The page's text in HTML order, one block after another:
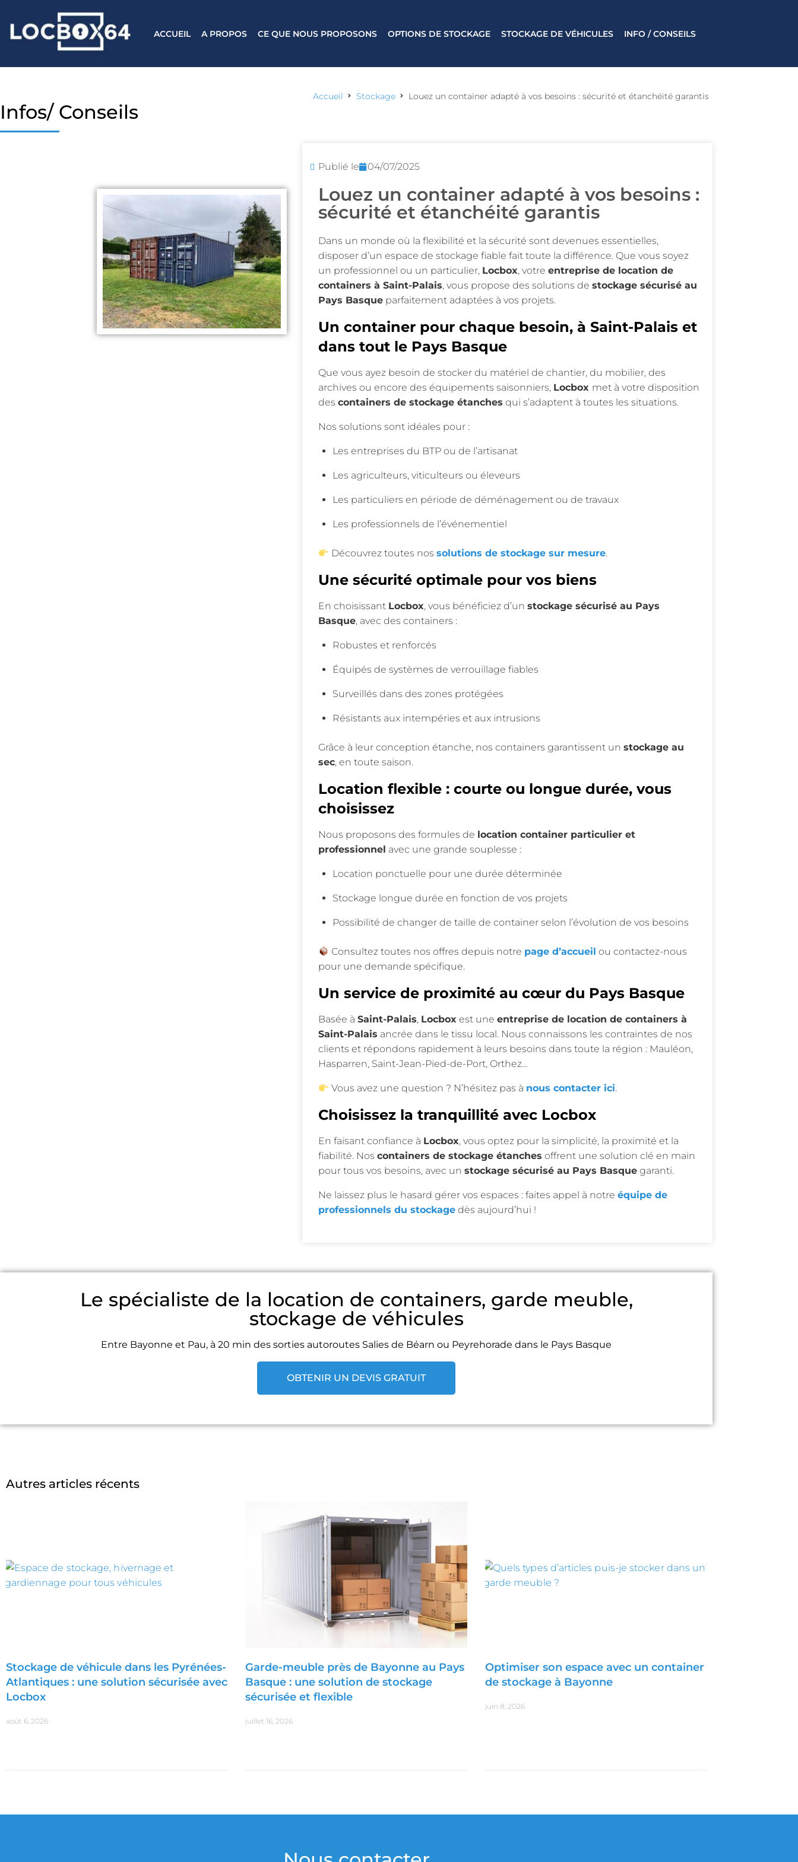
ACCUEIL A PROPOS CE QUE NOUS PROPOSONS OPTIONS DE STOCKAGE STOCKAGE DE VÉHICULES INFO / CONSEILS​
Infos/ Conseils
Accueil Stockage Louez un container adapté à vos besoins : sécurité et étanchéité garantis
Publié le 04/07/2025
Louez un container adapté à vos besoins :
sécurité et étanchéité garantis
Dans un monde où la flexibilité et la sécurité sont devenues essentielles,
disposer d’un espace de stockage fiable fait toute la différence. Que vous soyez
un professionnel ou un particulier, Locbox, votre entreprise de location de
containers à Saint-Palais, vous propose des solutions de stockage sécurisé au
Pays Basque parfaitement adaptées à vos projets.
Un container pour chaque besoin, à Saint-Palais et
dans tout le Pays Basque
Que vous ayez besoin de stocker du matériel de chantier, du mobilier, des
archives ou encore des équipements saisonniers, Locbox met à votre disposition
des containers de stockage étanches qui s’adaptent à toutes les situations.
Nos solutions sont idéales pour :
Les entreprises du BTP ou de l’artisanat
Les agriculteurs, viticulteurs ou éleveurs
Les particuliers en période de déménagement ou de travaux
Les professionnels de l’événementiel
Découvrez toutes nossolutions de stockage sur mesure.
Une sécurité optimale pour vos biens
En choisissant Locbox, vous bénéficiez d’un stockage sécurisé au Pays
Basque, avec des containers :
Robustes et renforcés
Équipés de systèmes de verrouillage fiables
Surveillés dans des zones protégées
Résistants aux intempéries et aux intrusions
Grâce à leur conception étanche, nos containers garantissent un stockage au
sec, en toute saison.
Location flexible : courte ou longue durée, vous
choisissez
Nous proposons des formules de location container particulier et
professionnel avec une grande souplesse :
Location ponctuelle pour une durée déterminée
Stockage longue durée en fonction de vos projets
Possibilité de changer de taille de container selon l’évolution de vos besoins
Consultez toutes nos offres depuis notre page d’accueil ou contactez-nous
pour une demande spécifique.
Un service de proximité au cœur du Pays Basque
Basée à Saint-Palais, Locbox est une entreprise de location de containers à
Saint-Palais ancrée dans le tissu local. Nous connaissons les contraintes de nos
clients et répondons rapidement à leurs besoins dans toute la région : Mauléon,
Hasparren, Saint-Jean-Pied-de-Port, Orthez…
Vous avez une question ? N’hésitez pas à nous contacter ici.
Choisissez la tranquillité avec Locbox
En faisant confiance à Locbox, vous optez pour la simplicité, la proximité et la
fiabilité. Nos containers de stockage étanches offrent une solution clé en main
pour tous vos besoins, avec un stockage sécurisé au Pays Basque garanti.
Ne laissez plus le hasard gérer vos espaces : faites appel à notre équipe de
professionnels du stockage dès aujourd’hui !
Le spécialiste de la location de containers, garde meuble,
stockage de véhicules
Entre Bayonne et Pau, à 20 min des sorties autoroutes Salies de Béarn ou Peyrehorade dans le Pays Basque
OBTENIR UN DEVIS GRATUIT
Autres articles récents
Stockage de véhicule dans les Pyrénées-
Atlantiques : une solution sécurisée avec
Locbox
août 6, 2026
Garde-meuble près de Bayonne au Pays
Basque : une solution de stockage
sécurisée et flexible
juillet 16, 2026
Optimiser son espace avec un container
de stockage à Bayonne
juin 8, 2026